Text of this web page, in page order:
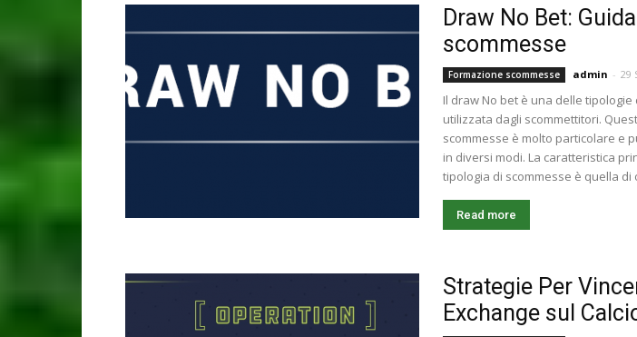
Draw No Bet:
scommesse
Formazione scommesse admin - 29
Il draw No bet è una delle tipologie
utilizzata dagli scommettitori.
scommesse è molto particolare e
in diversi modi. La caratteristica
tipologia di scommesse è quella di
Read more
Strategie Per
Exchange sul